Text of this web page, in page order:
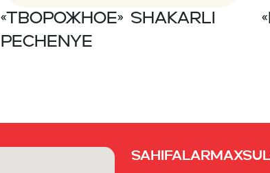
«Творожное» Shakarli
pechenye
Sahifalar